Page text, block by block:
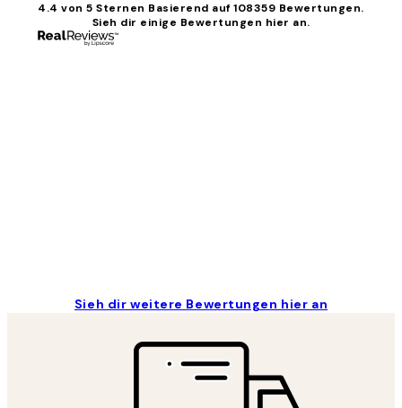
4.4 von 5 Sternen Basierend auf 108359 Bewertungen.
Sieh dir einige Bewertungen hier an.
Sieh dir weitere Bewertungen hier an